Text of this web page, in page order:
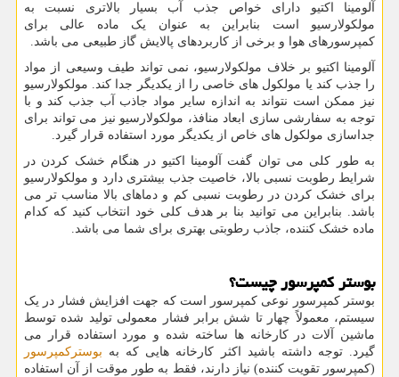
آلومینا اکتیو دارای خواص جذب آب بسیار بالاتری نسبت به
مولکولارسیو است بنابراین به عنوان یک ماده عالی برای
کمپرسورهای هوا و برخی از کاربردهای پالایش گاز طبیعی می باشد.
آلومینا اکتیو بر خلاف مولکولارسیو، نمی ‌تواند طیف وسیعی از مواد
را جذب کند یا مولکول‌ های خاصی را از یکدیگر جدا کند. مولکولارسیو
نیز ممکن است نتواند به اندازه سایر مواد جاذب آب جذب کند و با
توجه به سفارشی سازی ابعاد منافذ، مولکولارسیو نیز می تواند برای
جداسازی مولکول های خاص از یکدیگر مورد استفاده قرار گیرد.
به طور کلی می توان گفت آلومینا اکتیو در هنگام خشک کردن در
شرایط رطوبت نسبی بالا، خاصیت جذب بیشتری دارد و مولکولارسیو
برای خشک کردن در رطوبت نسبی کم و دماهای بالا مناسب تر می
باشد. بنابراین می توانید بنا بر هدف کلی خود انتخاب کنید که کدام
ماده خشک کننده، جاذب رطوبتی بهتری برای شما می باشد.
بوستر کمپرسور چیست؟
بوستر کمپرسور نوعی کمپرسور است که جهت افزایش فشار در یک
سیستم، معمولاً چهار تا شش برابر فشار معمولی تولید شده توسط
ماشین آلات در کارخانه ها ساخته شده و مورد استفاده قرار می
گیرد. توجه داشته باشید اکثر کارخانه هایی که به بوسترکمپرسور
(کمپرسور تقویت کننده) نیاز دارند، فقط به طور موقت از آن استفاده